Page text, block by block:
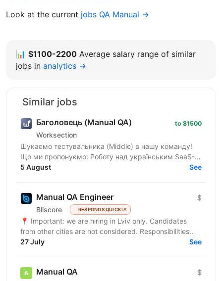
Look at the current jobs QA Manual →
📊 $1100-2200 Average salary range of similar
jobs in analytics →
Similar jobs
Баголовець (Manual QA)
Worksection
to $1500
Шукаємо тестувальника (Middle) в нашу команду!
Що ми пропонуємо: Роботу над українським SaaS-
продуктом, яким користуються тисячі команд і який
5 August See
Manual QA Engineer
Bliscore RESPONDS QUICKLY
$
📍 Important: we are hiring in Lviv only. Candidates
from other cities are not considered. Responsibilities
Perform manual testing of web...
27 July See
Manual QA $